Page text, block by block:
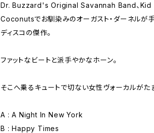
Dr. Buzzard's Original Savannah Band、
Coconutsでお馴染みのオーガスト・ダーネルが手
ディスコの傑作。
ファットなビートと派手やかなホーン。
そこへ乗るキュートで切ない女性ヴォーカルがた
A : A Night In New York
B : Happy Times